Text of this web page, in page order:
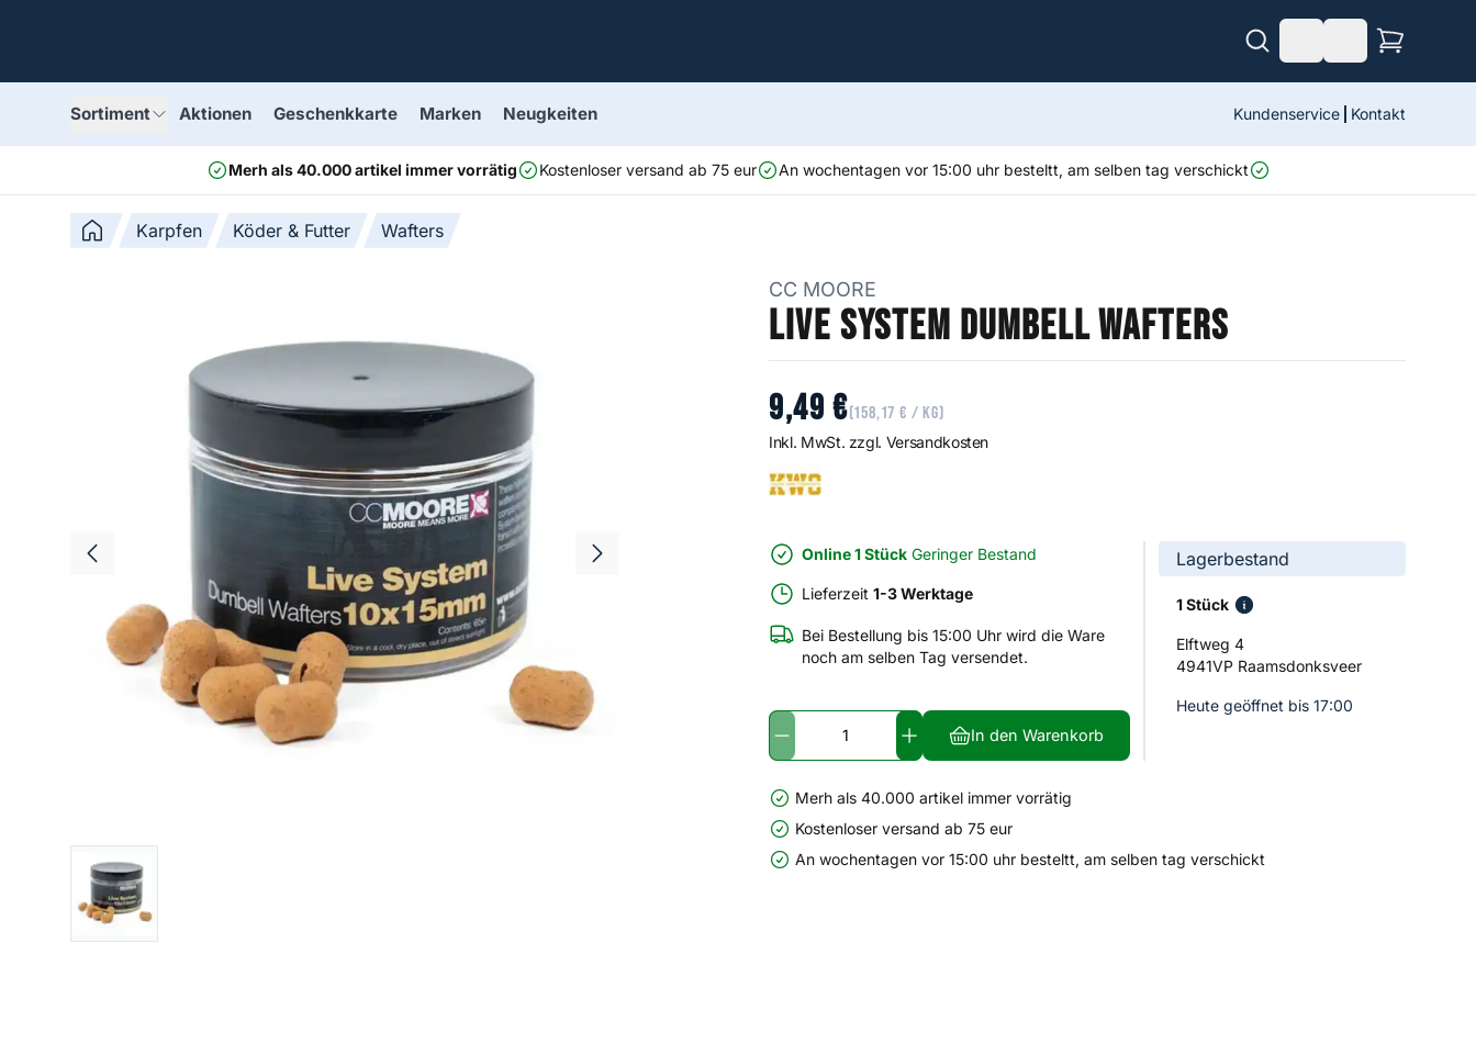
Sortiment Aktionen Geschenkkarte Marken Neugkeiten Kundenservice Kontakt
Merh als 40.000 artikel immer vorrätig Kostenloser versand ab 75 eur An wochentagen vor 15:00 uhr besteltt, am selben tag verschickt
Karpfen Köder & Futter Wafters
CC MOORE
Live System Dumbell Wafters
9,49 €(158,17 € / kg)
Inkl. MwSt. zzgl. Versandkosten
Online 1 Stück Geringer Bestand
Lieferzeit 1-3 Werktage
Bei Bestellung bis 15:00 Uhr wird die Ware
noch am selben Tag versendet.
In den Warenkorb
Lagerbestand
1 Stück
Elftweg 4
4941VP Raamsdonksveer
Heute geöffnet bis 17:00
Merh als 40.000 artikel immer vorrätig
Kostenloser versand ab 75 eur
An wochentagen vor 15:00 uhr besteltt, am selben tag verschickt